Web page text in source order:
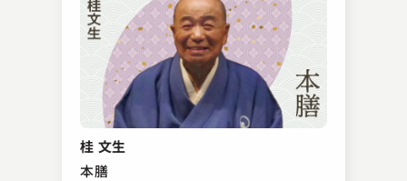
桂 文生
本膳
三遊亭 天どん
久しぶり！
2023.10.29 | 11分